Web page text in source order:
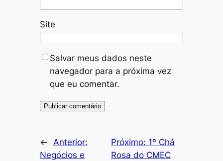
Site
Salvar meus dados neste
navegador para a próxima vez
que eu comentar.
←
Anterior:
Negócios e
Próximo: 1º Chá
Rosa do CMEC